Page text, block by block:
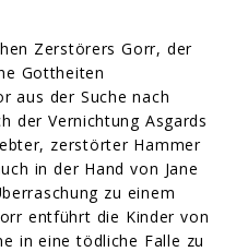
Zerstörers Gorr, der
Gottheiten
aus der Suche nach
der Vernichtung Asgards
zerstörter Hammer
in der Hand von Jane
zu einem
entführt die Kinder von
in eine tödliche Falle zu